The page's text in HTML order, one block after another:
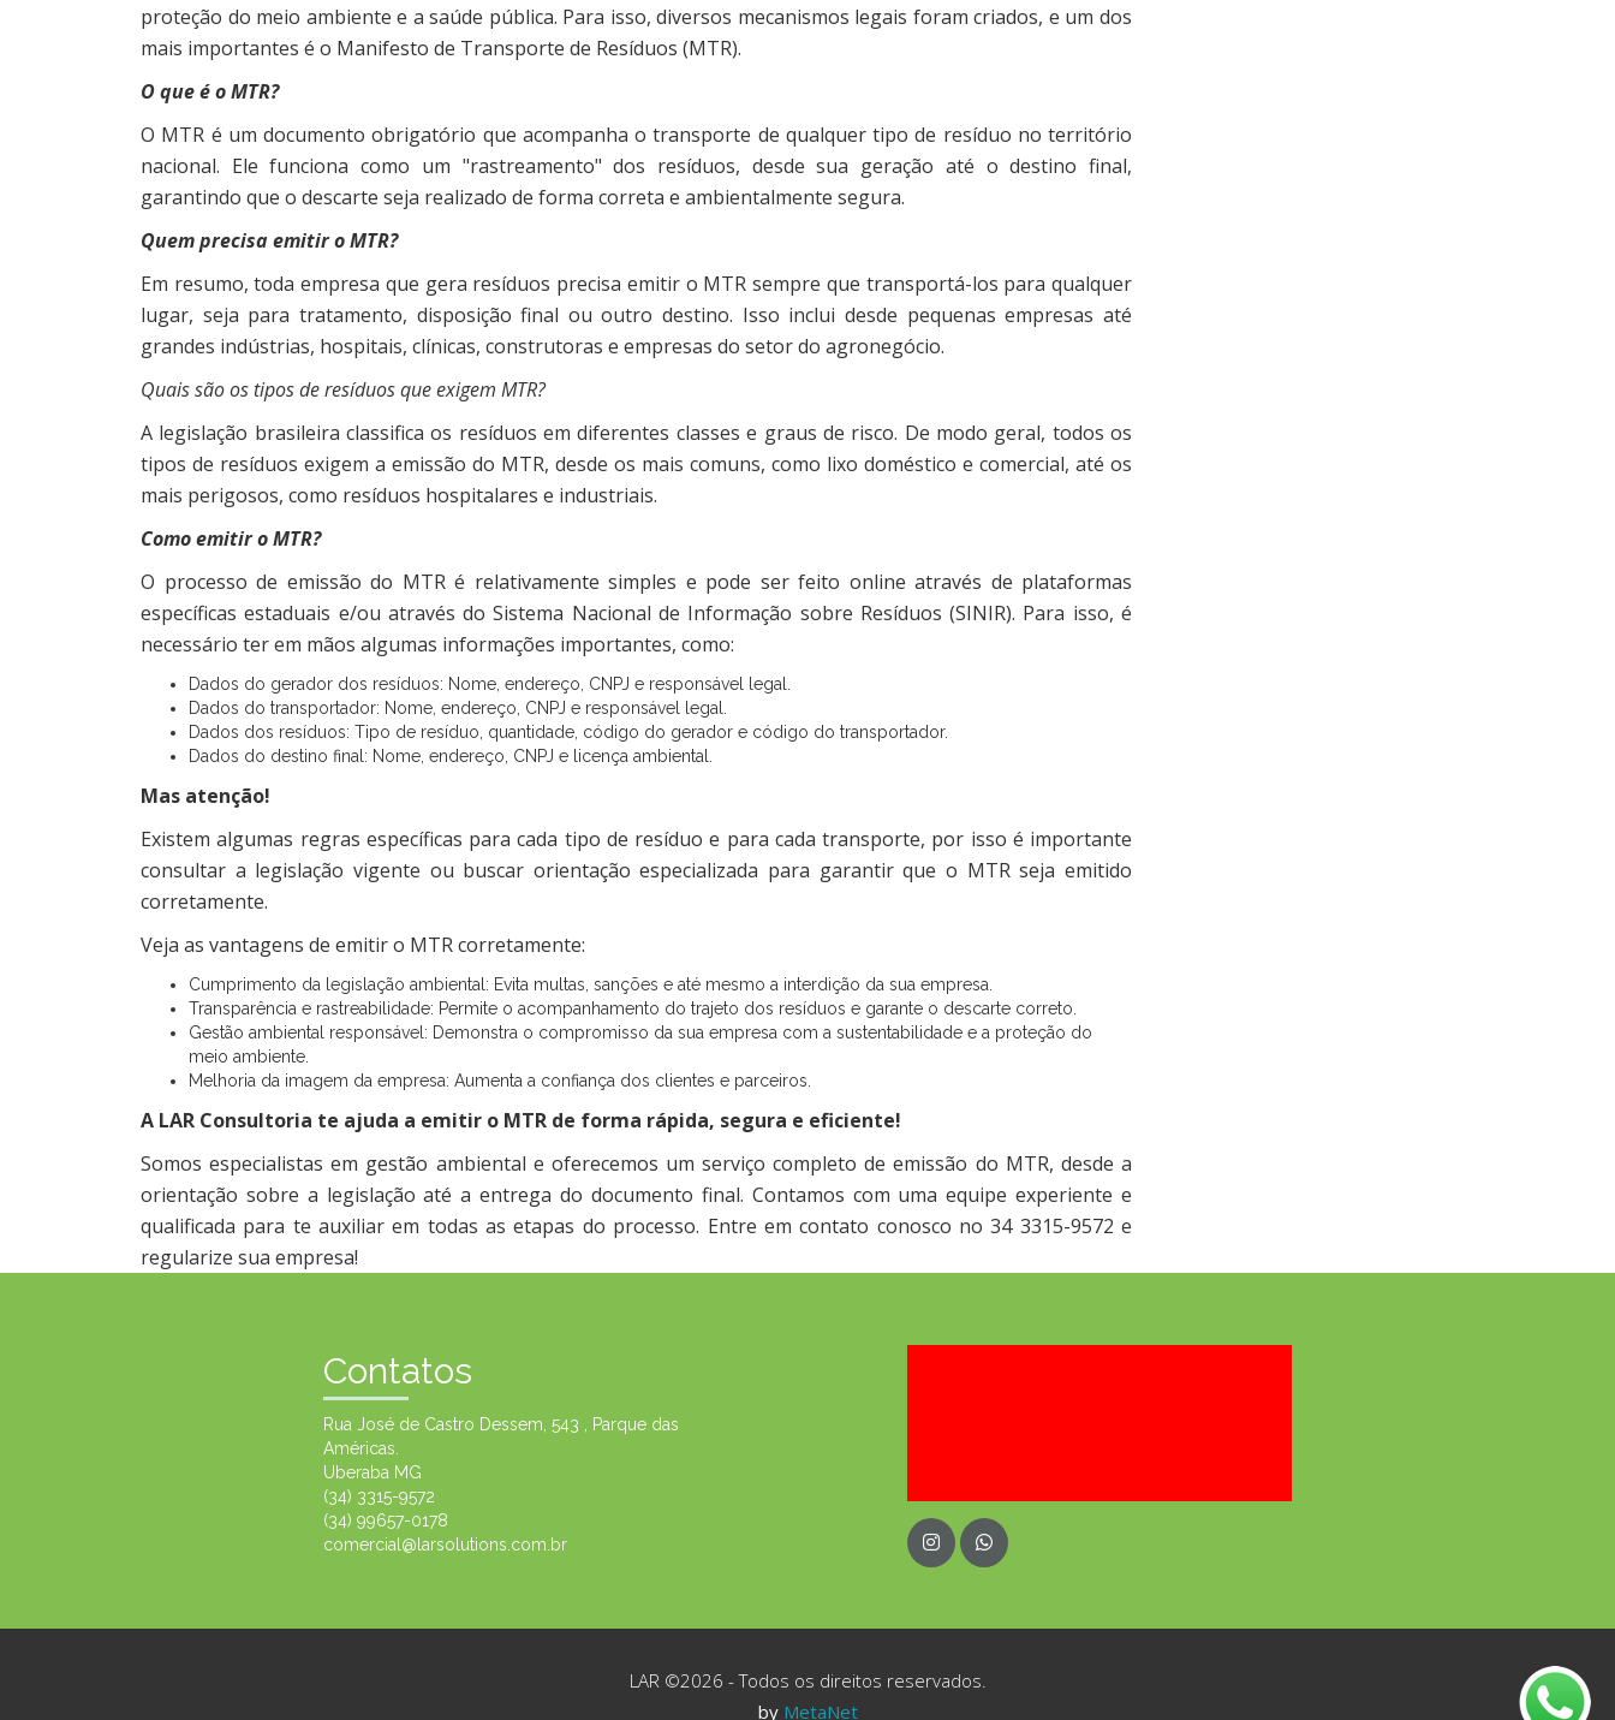
proteção do meio ambiente e a saúde pública. Para isso, diversos mecanismos legais foram criados, e um dos
mais importantes é o Manifesto de Transporte de Resíduos (MTR).
O que é o MTR?
O MTR é um documento obrigatório que acompanha o transporte de qualquer tipo de resíduo no território
nacional. Ele funciona como um "rastreamento" dos resíduos, desde sua geração até o destino final,
garantindo que o descarte seja realizado de forma correta e ambientalmente segura.
Quem precisa emitir o MTR?
Em resumo, toda empresa que gera resíduos precisa emitir o MTR sempre que transportá-los para qualquer
lugar, seja para tratamento, disposição final ou outro destino. Isso inclui desde pequenas empresas até
grandes indústrias, hospitais, clínicas, construtoras e empresas do setor do agronegócio.
Quais são os tipos de resíduos que exigem MTR?
A legislação brasileira classifica os resíduos em diferentes classes e graus de risco. De modo geral, todos os
tipos de resíduos exigem a emissão do MTR, desde os mais comuns, como lixo doméstico e comercial, até os
mais perigosos, como resíduos hospitalares e industriais.
Como emitir o MTR?
O processo de emissão do MTR é relativamente simples e pode ser feito online através de plataformas
específicas estaduais e/ou através do Sistema Nacional de Informação sobre Resíduos (SINIR). Para isso, é
necessário ter em mãos algumas informações importantes, como:
Dados do gerador dos resíduos: Nome, endereço, CNPJ e responsável legal.
Dados do transportador: Nome, endereço, CNPJ e responsável legal.
Dados dos resíduos: Tipo de resíduo, quantidade, código do gerador e código do transportador.
Dados do destino final: Nome, endereço, CNPJ e licença ambiental.
Mas atenção!
Existem algumas regras específicas para cada tipo de resíduo e para cada transporte, por isso é importante
consultar a legislação vigente ou buscar orientação especializada para garantir que o MTR seja emitido
corretamente.
Veja as vantagens de emitir o MTR corretamente:
Cumprimento da legislação ambiental: Evita multas, sanções e até mesmo a interdição da sua empresa.
Transparência e rastreabilidade: Permite o acompanhamento do trajeto dos resíduos e garante o descarte correto.
Gestão ambiental responsável: Demonstra o compromisso da sua empresa com a sustentabilidade e a proteção do
meio ambiente.
Melhoria da imagem da empresa: Aumenta a confiança dos clientes e parceiros.
A LAR Consultoria te ajuda a emitir o MTR de forma rápida, segura e eficiente!
Somos especialistas em gestão ambiental e oferecemos um serviço completo de emissão do MTR, desde a
orientação sobre a legislação até a entrega do documento final. Contamos com uma equipe experiente e
qualificada para te auxiliar em todas as etapas do processo. Entre em contato conosco no 34 3315-9572 e
regularize sua empresa!
Contatos
Rua José de Castro Dessem, 543 , Parque das
Américas.
Uberaba MG
(34) 3315-9572
(34) 99657-0178
comercial@larsolutions.com.br
LAR ©2026 - Todos os direitos reservados.
by MetaNet